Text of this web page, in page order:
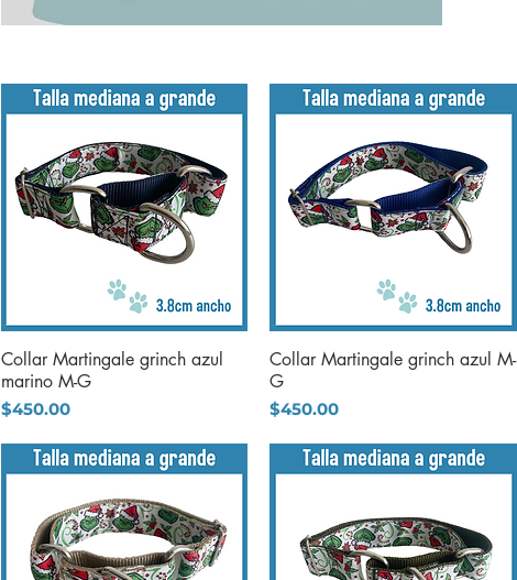
Vista rápida
Collar Martingale grinch azul
marino M-G
Precio
$450.00
Vista rápida
Collar Martingale grinch azul M-
G
Precio
$450.00